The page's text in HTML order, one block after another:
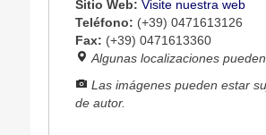
Sitio Web: Visite nuestra web
Teléfono: (+39) 0471613126
Fax: (+39) 0471613360
Algunas localizaciones
Las imágenes pueden estar
de autor.